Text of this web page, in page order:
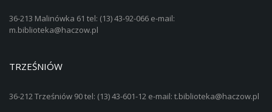
36-213 Malinówka 61 tel: (13) 43-92-066 e-mail:
m.biblioteka@haczow.pl
TRZEŚNIÓW
36-212 Trześniów 90 tel: (13) 43-601-12 e-mail: t.biblioteka@haczow.pl